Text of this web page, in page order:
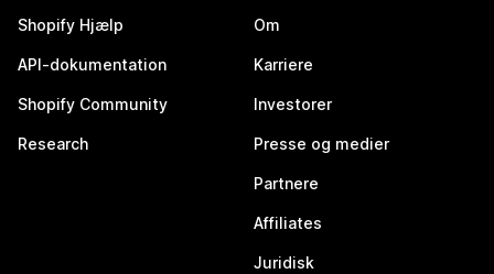
Shopify Hjælp
API-dokumentation
Shopify Community
Research
Om
Karriere
Investorer
Presse og medier
Partnere
Affiliates
Juridisk